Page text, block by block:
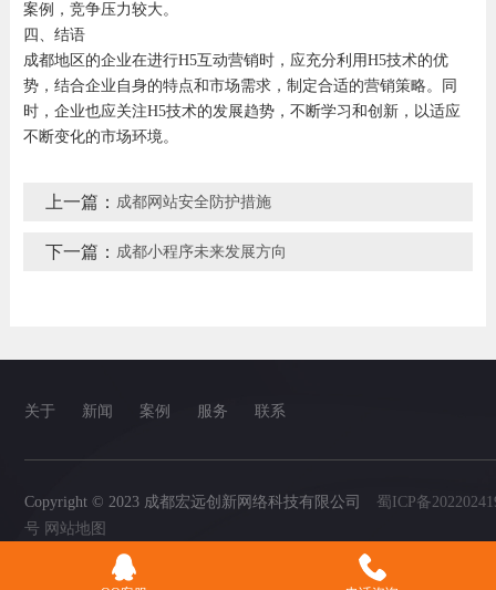
案例，竞争压力较大。
四、结语
成都地区的企业在进行H5互动营销时，应充分利用H5技术的优
势，结合企业自身的特点和市场需求，制定合适的营销策略。同
时，企业也应关注H5技术的发展趋势，不断学习和创新，以适应
不断变化的市场环境。
上一篇： 成都网站安全防护措施
下一篇： 成都小程序未来发展方向
关于 新闻 案例 服务 联系
Copyright © 2023 成都宏远创新网络科技有限公司 蜀ICP备
号 网站地图